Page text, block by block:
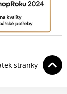
stránky